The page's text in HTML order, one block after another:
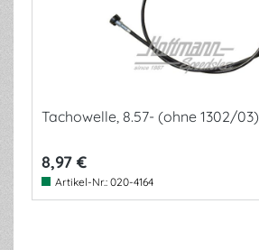
Tachowelle, 8.57- (ohne 1302/03)
8,97 €
Artikel-Nr.: 020-4164